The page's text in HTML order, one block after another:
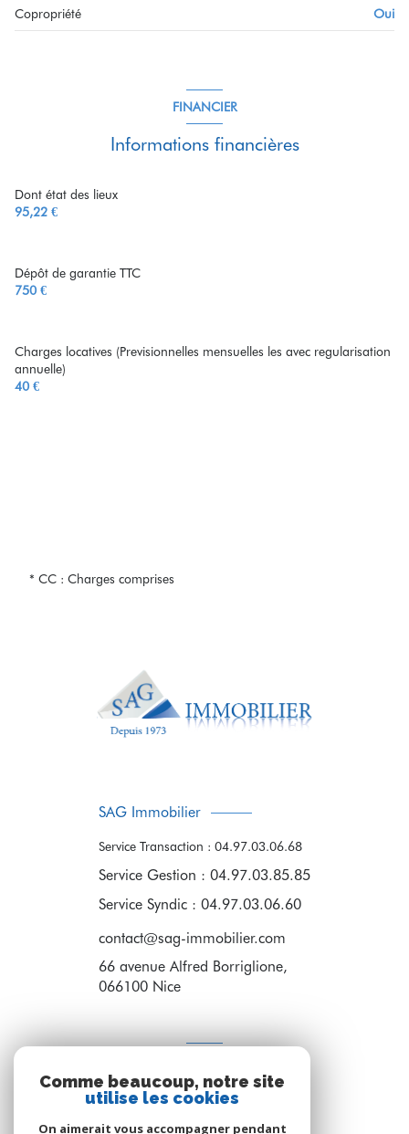
Copropriété Oui
FINANCIER
Informations financières
Dont état des lieux
95,22 €
Dépôt de garantie TTC
750 €
Charges locatives (Previsionnelles mensuelles les avec regularisation
annuelle)
40 €
* CC : Charges comprises
SAG Immobilier
Service Transaction : 04.97.03.06.68
Service Gestion : 04.97.03.85.85
Service Syndic : 04.97.03.06.60
contact@sag-immobilier.com
66 avenue Alfred Borriglione,
066100 Nice
Nous adhérons
Comme beaucoup, notre site
utilise les cookies
On aimerait vous accompagner pendant